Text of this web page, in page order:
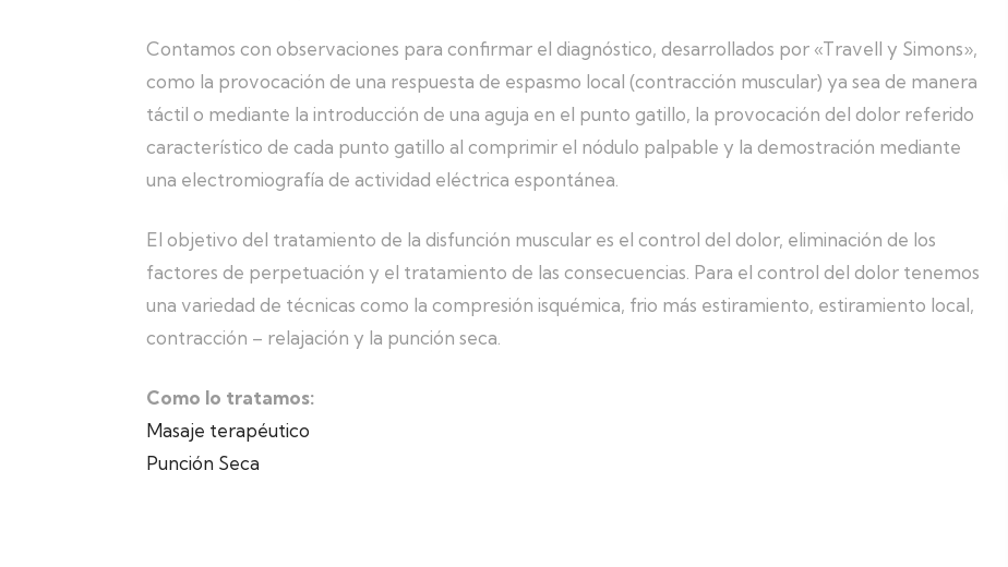
Contamos con observaciones para confirmar el diagnóstico, desarrollados por «Travell y Simons»,
como la provocación de una respuesta de espasmo local (contracción muscular) ya sea de manera
táctil o mediante la introducción de una aguja en el punto gatillo, la provocación del dolor referido
característico de cada punto gatillo al comprimir el nódulo palpable y la demostración mediante
una electromiografía de actividad eléctrica espontánea.
El objetivo del tratamiento de la disfunción muscular es el control del dolor, eliminación de los
factores de perpetuación y el tratamiento de las consecuencias. Para el control del dolor tenemos
una variedad de técnicas como la compresión isquémica, frio más estiramiento, estiramiento local,
contracción – relajación y la punción seca.
Como lo tratamos:
Masaje terapéutico
Punción Seca